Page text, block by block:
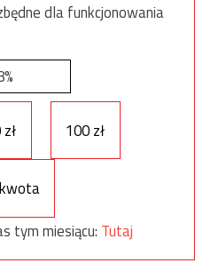
dla funkcjonowania
100 zł
tym miesiącu: Tutaj